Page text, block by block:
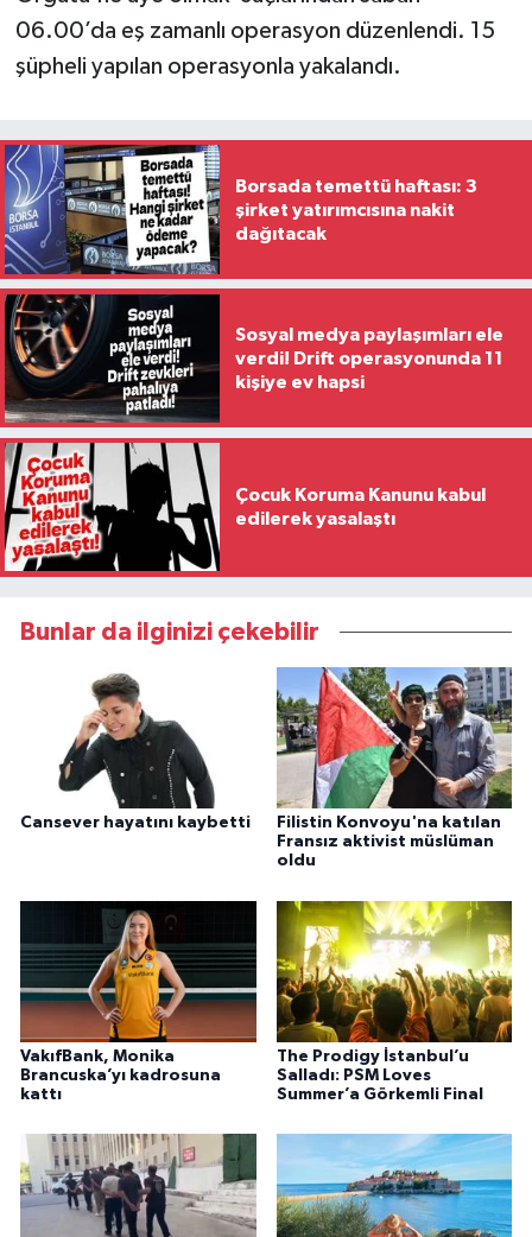
06.00’da eş zamanlı operasyon düzenlendi. 15
şüpheli yapılan operasyonla yakalandı.
Borsada temettü haftası: 3
şirket yatırımcısına nakit
dağıtacak
Sosyal medya paylaşımları ele
verdi! Drift operasyonunda 11
kişiye ev hapsi
Çocuk Koruma Kanunu kabul
edilerek yasalaştı
Bunlar da ilginizi çekebilir
Cansever hayatını kaybetti
Filistin Konvoyu'na katılan
Fransız aktivist müslüman
oldu
VakıfBank, Monika
Brancuska’yı kadrosuna
kattı
The Prodigy İstanbul’u
Salladı: PSM Loves
Summer’a Görkemli Final